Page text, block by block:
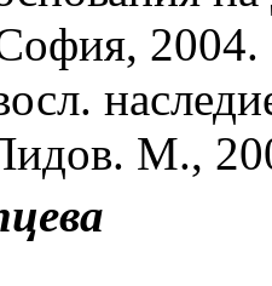
М.,